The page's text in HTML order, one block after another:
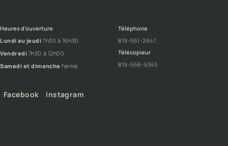
Heures d’ouverture
Lundi au jeudi 7h30 à 16h30
Vendredi 7h30 à 12h00
Samedi et dimanche fermé
Téléphone
819-561-2647
Télécopieur
819-568-9345
Facebook Instagram